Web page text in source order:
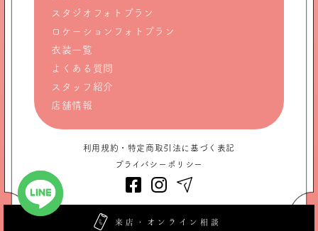
来店・オンライン相談
スタジオフォトプラン
ロケーションフォトプラン
衣装一覧
よくある質問
スタッフ紹介
店舗情報
利用規約・特定商取引法に基づく表記
プライバシーポリシー